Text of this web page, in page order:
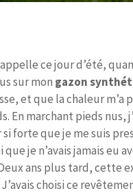
ce jour d’été,
sur mon gazon
et que la chaleur m’a
En marchant pieds nus,
forte que je me suis
que je n’avais jamais eu
ans plus tard, cette
choisi ce